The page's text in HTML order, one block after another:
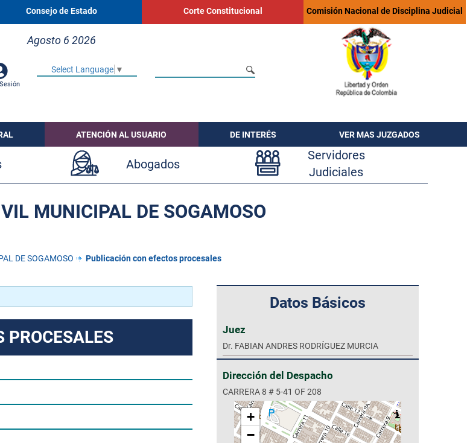
Consejo de Estado Corte Constitucional Comisión Nacional de Disciplina Judicial
Agosto 6 2026
Select Language ▼
ATENCIÓN AL USUARIO DE INTERÉS VER MAS JUZGADOS
Abogados
Servidores
Judiciales
MUNICIPAL DE SOGAMOSO
DE SOGAMOSO Publicación con efectos procesales
PROCESALES
Datos Básicos
Juez
Dr. FABIAN ANDRES RODRÍGUEZ MURCIA
Dirección del Despacho
CARRERA 8 # 5-41 OF 208
+
−